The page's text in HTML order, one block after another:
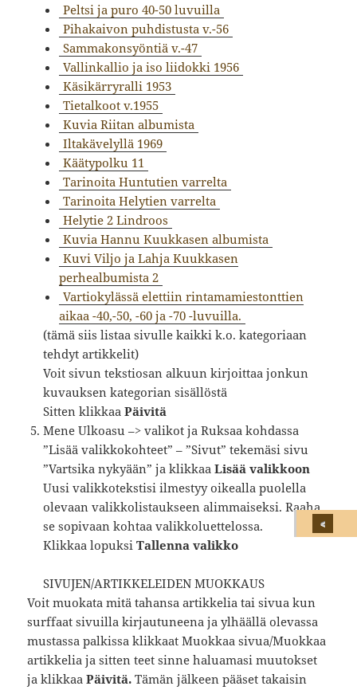
Peltsi ja puro 40-50 luvuilla
Pihakaivon puhdistusta v.-56
Sammakonsyöntiä v.-47
Vallinkallio ja iso liidokki 1956
Käsikärryralli 1953
Tietalkoot v.1955
Kuvia Riitan albumista
Iltakävelyllä 1969
Käätypolku 11
Tarinoita Huntutien varrelta
Tarinoita Helytien varrelta
Helytie 2 Lindroos
Kuvia Hannu Kuukkasen albumista
Kuvi Viljo ja Lahja Kuukkasen
perhealbumista 2
Vartiokylässä elettiin rintamamiestonttien
aikaa -40,-50, -60 ja -70 -luvuilla.
(tämä siis listaa sivulle kaikki k.o. kategoriaan
tehdyt artikkelit)
Voit sivun tekstiosan alkuun kirjoittaa jonkun
kuvauksen kategorian sisällöstä
Sitten klikkaaPäivitä
Mene Ulkoasu –> valikot ja Ruksaa kohdassa
”Lisää valikkokohteet” – ”Sivut” tekemäsi sivu
”Vartsika nykyään” ja klikkaaLisää valikkoon
Uusi valikkotekstisi ilmestyy oikealla puolella
olevaan valikkolistaukseen alimmaiseksi. Raaha
se sopivaan kohtaa valikkoluettelossa.
Klikkaa lopuksiTallenna valikko
SIVUJEN/ARTIKKELEIDEN MUOKKAUS
Voit muokata mitä tahansa artikkelia tai sivua kun
surffaat sivuilla kirjautuneena ja ylhäällä olevassa
mustassa palkissa klikkaat Muokkaa sivua/Muokkaa
artikkelia ja sitten teet sinne haluamasi muutokset
ja klikkaaPäivitä.Tämän jälkeen pääset takaisin